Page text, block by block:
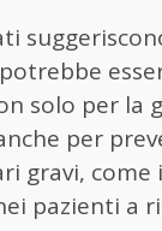
solo per la
per
gravi,
pazienti a